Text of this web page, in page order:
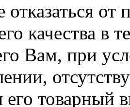
от
качества в
Вам, при
товарный